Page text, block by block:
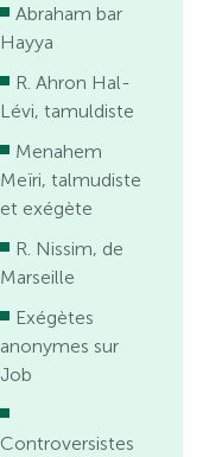
Abraham bar
Hayya
R. Ahron Hal-
Lévi, tamuldiste
Menahem
Meïri, talmudiste
et exégète
R. Nissim, de
Marseille
Exégètes
anonymes sur
Job
Controversistes